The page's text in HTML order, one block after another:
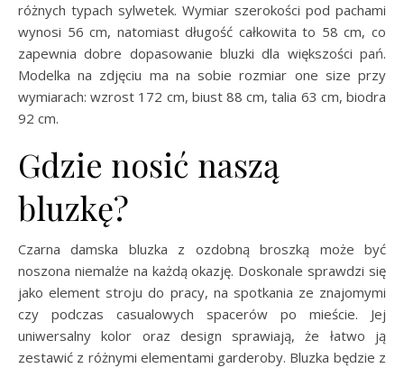
różnych typach sylwetek. Wymiar szerokości pod pachami
wynosi 56 cm, natomiast długość całkowita to 58 cm, co
zapewnia dobre dopasowanie bluzki dla większości pań.
Modelka na zdjęciu ma na sobie rozmiar one size przy
wymiarach: wzrost 172 cm, biust 88 cm, talia 63 cm, biodra
92 cm.
Gdzie nosić naszą
bluzkę?
Czarna damska bluzka z ozdobną broszką może być
noszona niemalże na każdą okazję. Doskonale sprawdzi się
jako element stroju do pracy, na spotkania ze znajomymi
czy podczas casualowych spacerów po mieście. Jej
uniwersalny kolor oraz design sprawiają, że łatwo ją
zestawić z różnymi elementami garderoby. Bluzka będzie z